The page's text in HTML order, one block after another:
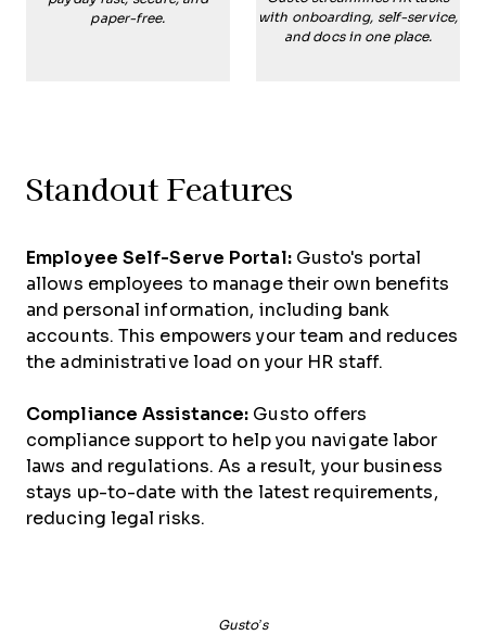
paper-free.
with onboarding, self-service,
and docs in one place.
Standout Features
Employee Self-Serve Portal:Gusto's portal
allows employees to manage their own benefits
and personal information, including bank
accounts. This empowers your team and reduces
the administrative load on your HR staff.
Compliance Assistance: Gusto offers
compliance support to help you navigate labor
laws and regulations. As a result, your business
stays up-to-date with the latest requirements,
reducing legal risks.
Gusto’s